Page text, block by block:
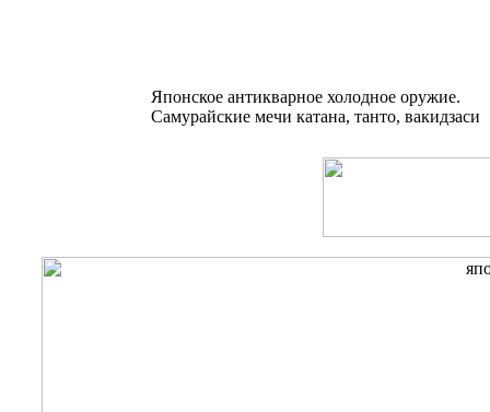
Японское антикварное холодное оружие.
Самурайские мечи катана, танто, вакидзаси